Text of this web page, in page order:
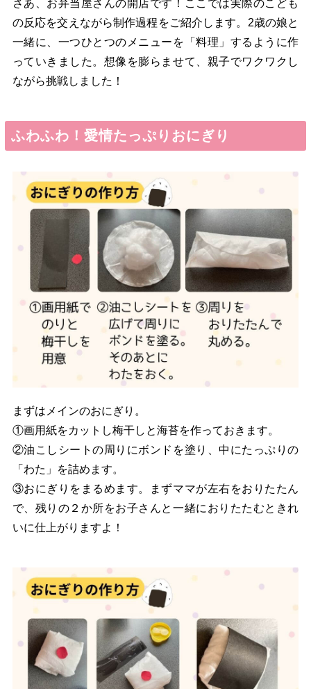
さあ、お弁当屋さんの開店です！ここでは実際のこども
の反応を交えながら制作過程をご紹介します。2歳の娘と
一緒に、一つひとつのメニューを「料理」するように作
っていきました。想像を膨らませて、親子でワクワクし
ながら挑戦しました！
ふわふわ！愛情たっぷりおにぎり
まずはメインのおにぎり。
①画用紙をカットし梅干しと海苔を作っておきます。
②油こしシートの周りにボンドを塗り、中にたっぷりの
「わた」を詰めます。
③おにぎりをまるめます。まずママが左右をおりたたん
で、残りの２か所をお子さんと一緒におりたたむときれ
いに仕上がりますよ！